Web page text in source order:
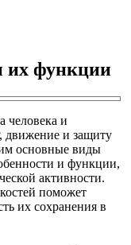
их функции
человека и
движение и защиту
основные виды
и функции,
активности.
поможет
их сохранения в